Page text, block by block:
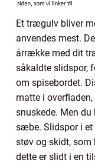
Et trægulv bliver
anvendes mest.
årrække med dit
såkaldte slidspor,
om spisebordet.
matte i
snuskede. Men
sæbe. Slidspor i
støv og skidt,
dette er slidt i en